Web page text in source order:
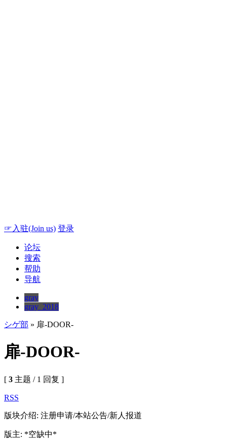
☞入驻(Join us) 登录
论坛
搜索
帮助
导航
gray
gray_2018
シゲ部 » 扉-DOOR-
扉-DOOR-
[ 3 主题 / 1 回复 ]
RSS
版块介绍: 注册申请/本站公告/新人报道
版主: *空缺中*